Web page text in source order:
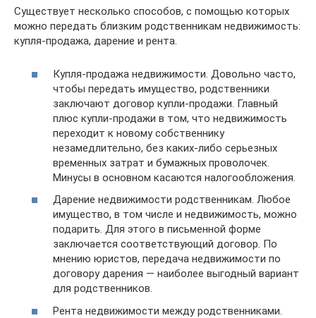
Существует несколько способов, с помощью которых
можно передать близким родственникам недвижимость:
купля-продажа, дарение и рента.
Купля-продажа недвижимости. Довольно часто,
чтобы передать имущество, родственники
заключают договор купли-продажи. Главный
плюс купли-продажи в том, что недвижимость
переходит к новому собственнику
незамедлительно, без каких-либо серьезных
временных затрат и бумажных проволочек.
Минусы в основном касаются налогообложения.
Дарение недвижимости родственникам. Любое
имущество, в том числе и недвижимость, можно
подарить. Для этого в письменной форме
заключается соответствующий договор. По
мнению юристов, передача недвижимости по
договору дарения — наиболее выгодный вариант
для родственников.
Рента недвижимости между родственниками.